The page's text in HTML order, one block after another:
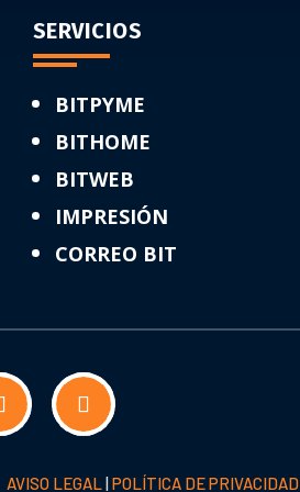
SERVICIOS
BITPYME
BITHOME
BITWEB
IMPRESIÓN
CORREO BIT
AVISO LEGAL POLÍTICA DE PRIVACIDAD